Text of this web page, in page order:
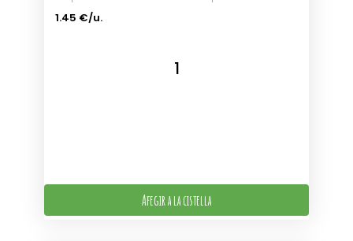
1.45 €/u.
Afegir a la cistella